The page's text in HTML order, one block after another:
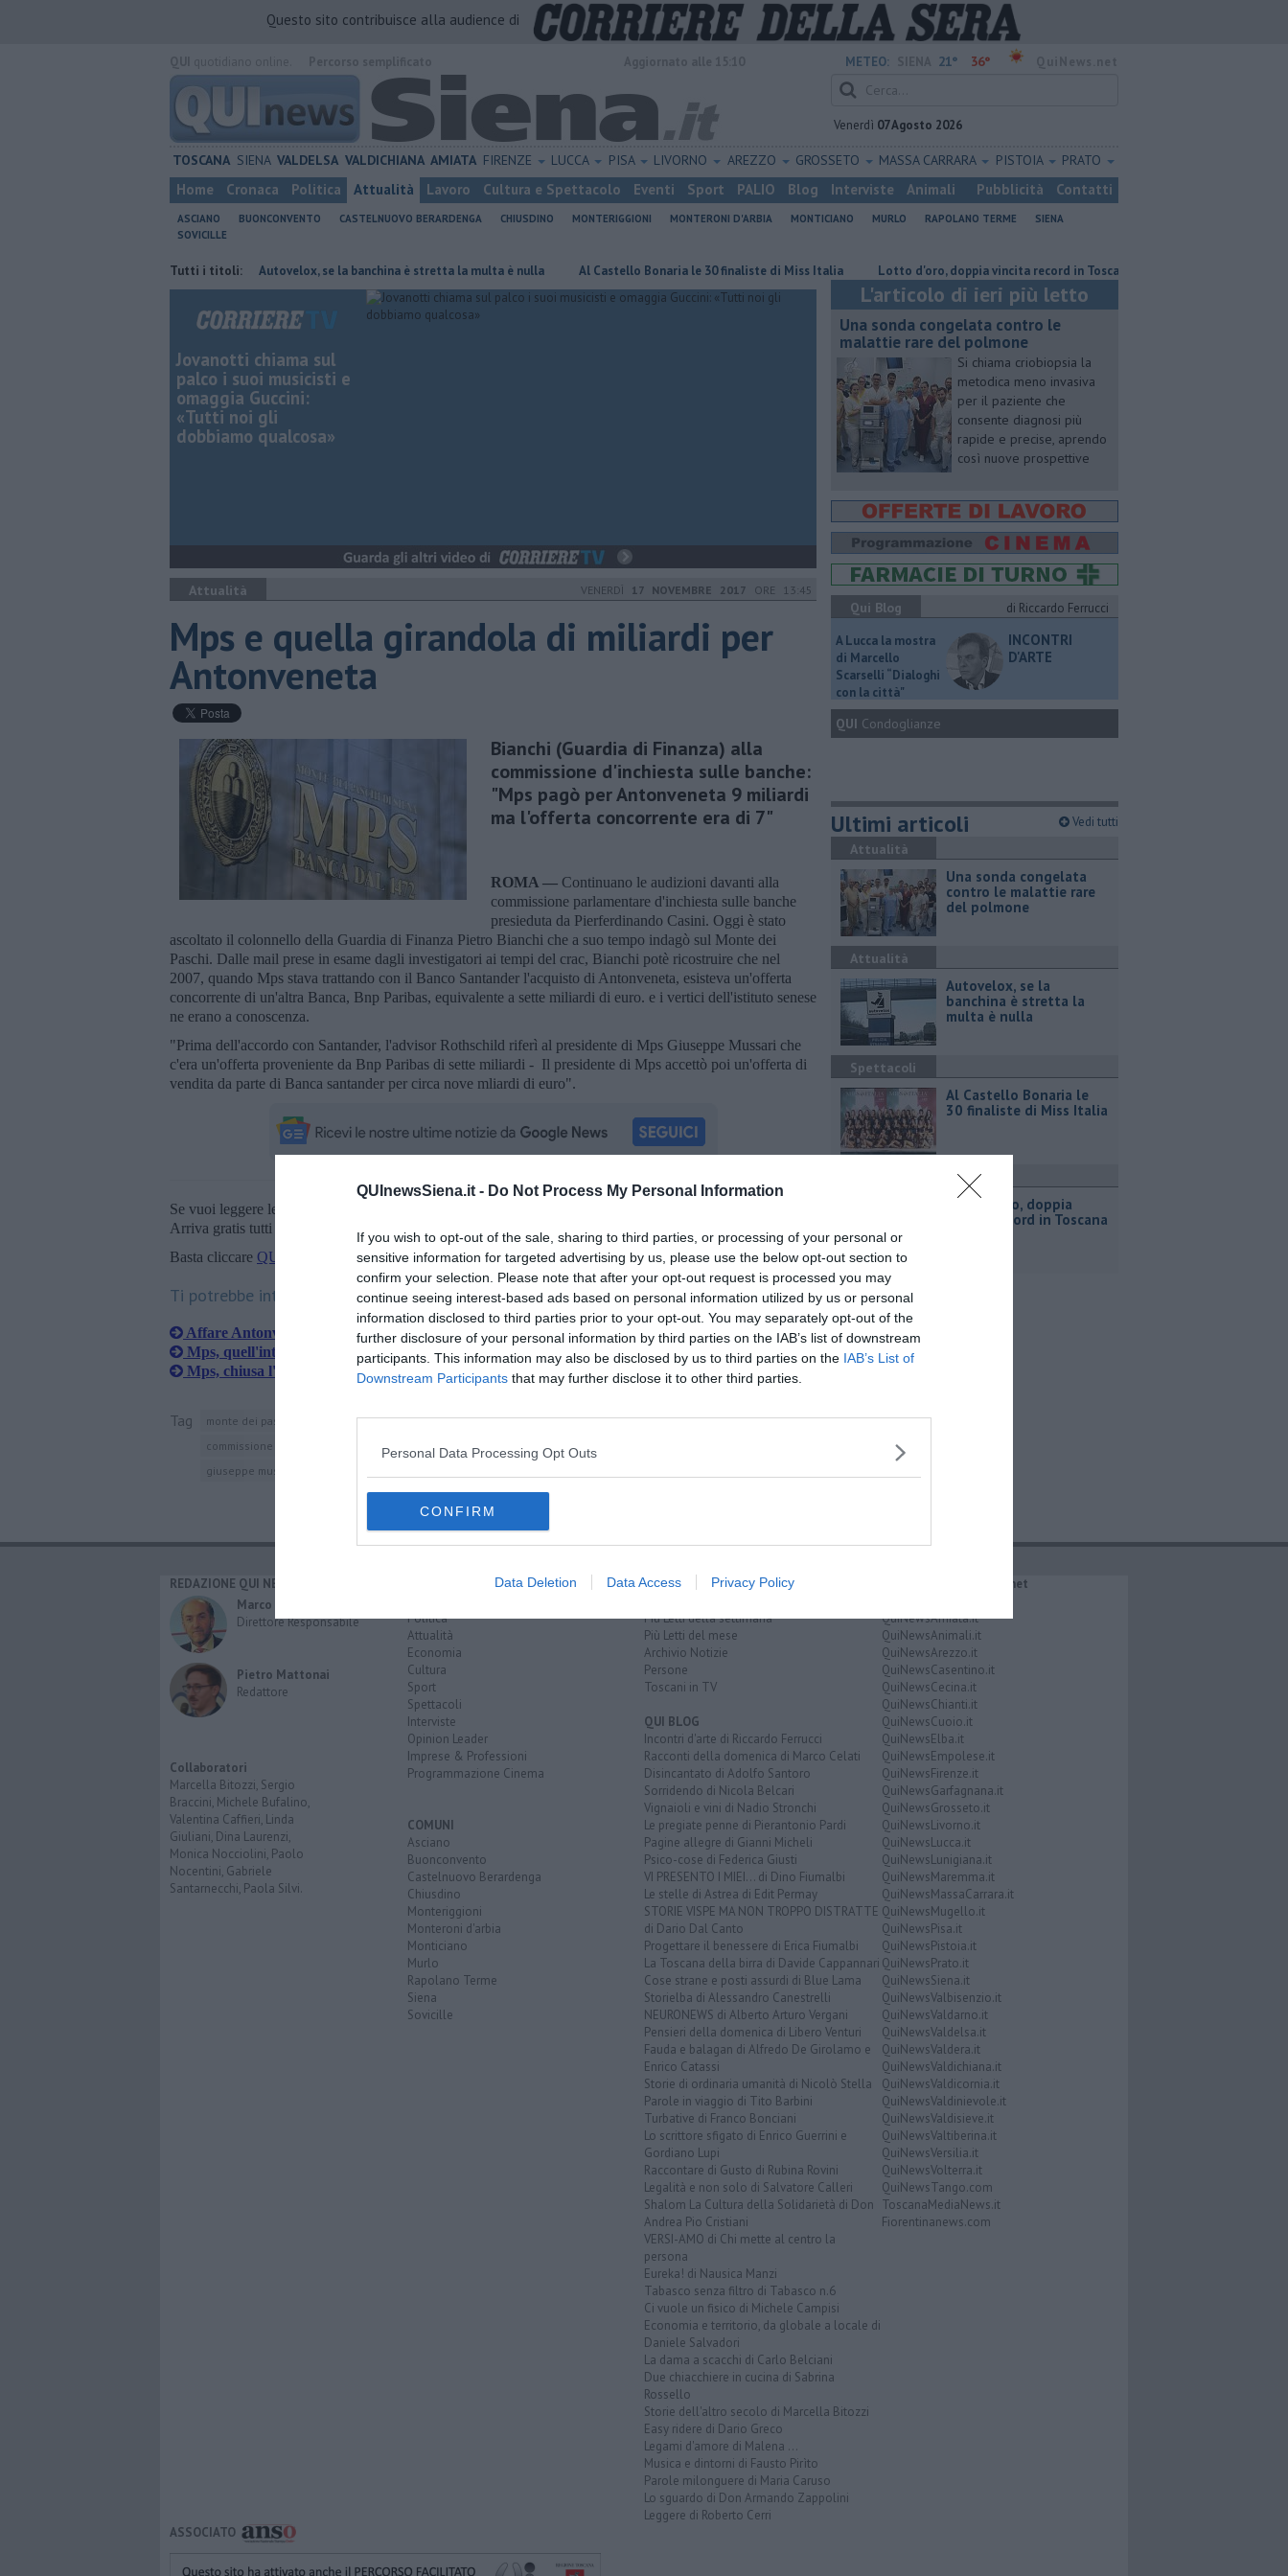
QUInewsSiena.it - Do Not Process My Personal Information
If you wish to opt-out of the sale, sharing to third parties, or processing of your personal or
sensitive information for targeted advertising by us, please use the below opt-out section to
confirm your selection. Please note that after your opt-out request is processed you may
continue seeing interest-based ads based on personal information utilized by us or personal
information disclosed to third parties prior to your opt-out. You may separately opt-out of the
further disclosure of your personal information by third parties on the IAB’s list of downstream
participants. This information may also be disclosed by us to third parties on the IAB’s List of
Downstream Participants that may further disclose it to other third parties.
Personal Data Processing Opt Outs
CONFIRM
Data Deletion Data Access Privacy Policy
Questo sito contribuisce alla audience di
METEO: 21° 36°
Venerdì 07 Agosto 2026
TOSCANA SIENA VALDELSA VALDICHIANA AMIATA FIRENZE LUCCA PISA LIVORNO AREZZO GROSSETO MASSA CARRARA PISTOIA PRATO
Home Cronaca Politica Attualità Lavoro Cultura e Spettacolo Eventi Sport PALIO Blog Interviste Animali Pubblicità Contatti
ASCIANO BUONCONVENTO CASTELNUOVO BERARDENGA CHIUSDINO MONTERIGGIONI MONTERONI D'ARBIA MONTICIANO MURLO RAPOLANO TERME
SIENA
SOVICILLE
Tutti i titoli:
le malattie rare del polmone Autovelox, se la banchina è stretta la multa è nulla Al Castello Bonaria le 30 finaliste di Miss Italia Lotto d'oro, doppia vincita record in Toscana
Jovanotti chiama sul
palco i suoi musicisti e
omaggia Guccini:
«Tutti noi gli
dobbiamo qualcosa»
Attualità VENERDÌ 17 NOVEMBRE 2017 ORE 13:45
Mps e quella girandola di miliardi per
Antonveneta
Bianchi (Guardia di Finanza) alla
commissione d'inchiesta sulle banche:
"Mps pagò per Antonveneta 9 miliardi
ma l'offerta concorrente era di 7"
ROMA — Continuano le audizioni davanti alla
commissione parlamentare d'inchiesta sulle banche
presieduta da Pierferdinando Casini. Oggi è stato
ascoltato il colonnello della Guardia di Finanza Pietro Bianchi che a suo tempo indagò sul Monte dei
Paschi. Dalle mail prese in esame dagli investigatori ai tempi del crac, Bianchi potè ricostruire che nel
2007, quando Mps stava trattando con il Banco Santander l'acquisto di Antonveneta, esisteva un'offerta
concorrente di un'altra Banca, Bnp Paribas, equivalente a sette miliardi di euro. e i vertici dell'istituto senese
ne erano a conoscenza.
"Prima dell'accordo con Santander, l'advisor Rothschild riferì al presidente di Mps Giuseppe Mussari che
c'era un'offerta proveniente da Bnp Paribas di sette miliardi - Il presidente di Mps accettò poi un'offerta di
vendita da parte di Banca santander per circa nove mliardi di euro".
Se vuoi leggere le notizie principali della Toscana iscriviti alla
Arriva gratis tutti i giorni alle 20:00 direttamente nella tua casella di posta.
Basta cliccare QUI
Ti potrebbe interessare anche:
Affare Antonveneta verso l'archiviazione
Mps, quell'intreccio tra interessi e politica
Mps, chiusa l'inchiesta su Antonveneta
Tag monte dei paschi di siena banca antonveneta roma guardia di finanza
banca
commissione parlamentare d'inchiesta
pietro bianchi banco santander
giuseppe mussari
L'articolo di ieri più letto
Una sonda congelata contro le
malattie rare del polmone
Si chiama criobiopsia la
metodica meno invasiva
per il paziente che
consente diagnosi più
rapide e precise, aprendo
così nuove prospettive
Qui Blog
di Riccardo Ferrucci
A Lucca la mostra
di Marcello
Scarselli “Dialoghi
con la città"
INCONTRI
D'ARTE
QUI Condoglianze
Ultimi articoli Vedi tutti
Attualità
Una sonda congelata
contro le malattie rare
del polmone
Attualità
Autovelox, se la
banchina è stretta la
multa è nulla
Spettacoli
Al Castello Bonaria le
30 finaliste di Miss Italia
Lotto d'oro, doppia
vincita record in Toscana
REDAZIONE QUI NEWS
Marco Migli
Direttore Responsabile
Pietro Mattonai
Redattore
Collaboratori
Marcella Bitozzi, Sergio
Braccini, Michele Bufalino,
Valentina Caffieri, Linda
Giuliani, Dina Laurenzi,
Monica Nocciolini, Paolo
Nocentini, Gabriele
Santarnecchi, Paola Silvi.
Politica
Attualità
Economia
Cultura
Sport
Spettacoli
Interviste
Opinion Leader
Imprese & Professioni
Programmazione Cinema
COMUNI
Asciano
Buonconvento
Castelnuovo Berardenga
Chiusdino
Monteriggioni
Monteroni d'arbia
Monticiano
Murlo
Rapolano Terme
Siena
Sovicille
RUBRICHE
Più Letti della settimana
Più Letti del mese
Archivio Notizie
Persone
Toscani in TV
QUI BLOG
Incontri d'arte di Riccardo Ferrucci
Racconti della domenica di Marco Celati
Disincantato di Adolfo Santoro
Sorridendo di Nicola Belcari
Vignaioli e vini di Nadio Stronchi
Le pregiate penne di Pierantonio Pardi
Pagine allegre di Gianni Micheli
Psico-cose di Federica Giusti
VI PRESENTO I MIEI... di Dino Fiumalbi
Le stelle di Astrea di Edit Permay
STORIE VISPE MA NON TROPPO DISTRATTE
di Dario Dal Canto
Progettare il benessere di Erica Fiumalbi
La Toscana della birra di Davide Cappannari
Cose strane e posti assurdi di Blue Lama
Storielba di Alessandro Canestrelli
NEURONEWS di Alberto Arturo Vergani
Pensieri della domenica di Libero Venturi
Fauda e balagan di Alfredo De Girolamo e
Enrico Catassi
Storie di ordinaria umanità di Nicolò Stella
Parole in viaggio di Tito Barbini
Turbative di Franco Bonciani
Lo scrittore sfigato di Enrico Guerrini e
Gordiano Lupi
Raccontare di Gusto di Rubina Rovini
Legalità e non solo di Salvatore Calleri
Shalom La Cultura della Solidarietà di Don
Andrea Pio Cristiani
VERSI-AMO di Chi mette al centro la
persona
Eureka! di Nausica Manzi
Tabasco senza filtro di Tabasco n.6
Ci vuole un fisico di Michele Campisi
Economia e territorio, da globale a locale di
Daniele Salvadori
La dama a scacchi di Carlo Belciani
Due chiacchiere in cucina di Sabrina
Rossello
Storie dell'altro secolo di Marcella Bitozzi
Easy ridere di Dario Greco
Legami d'amore di Malena ...
Musica e dintorni di Fausto Pirìto
Parole milonguere di Maria Caruso
Lo sguardo di Don Armando Zappolini
Leggere di Roberto Cerri
IL NETWORK QuiNews.net
QuiNewsAmiata.it
QuiNewsAnimali.it
QuiNewsArezzo.it
QuiNewsCasentino.it
QuiNewsCecina.it
QuiNewsChianti.it
QuiNewsCuoio.it
QuiNewsElba.it
QuiNewsEmpolese.it
QuiNewsFirenze.it
QuiNewsGarfagnana.it
QuiNewsGrosseto.it
QuiNewsLivorno.it
QuiNewsLucca.it
QuiNewsLunigiana.it
QuiNewsMaremma.it
QuiNewsMassaCarrara.it
QuiNewsMugello.it
QuiNewsPisa.it
QuiNewsPistoia.it
QuiNewsPrato.it
QuiNewsSiena.it
QuiNewsValbisenzio.it
QuiNewsValdarno.it
QuiNewsValdelsa.it
QuiNewsValdera.it
QuiNewsValdichiana.it
QuiNewsValdicornia.it
QuiNewsValdinievole.it
QuiNewsValdisieve.it
QuiNewsValtiberina.it
QuiNewsVersilia.it
QuiNewsVolterra.it
QuiNewsTango.com
ToscanaMediaNews.it
Fiorentinanews.com
ASSOCIATO